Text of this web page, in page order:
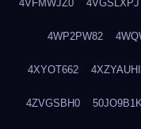
4VFMWJZ0 4VGSLXPJ
4WP2PW82
4XYOT662 4XZYAUHI
4ZVGSBH0 50JO9B1K